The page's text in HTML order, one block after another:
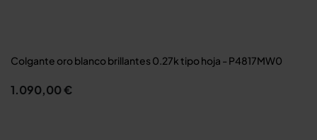
Colgante oro blanco brillantes 0.27k tipo hoja - P4817MW0
1.090,00 €